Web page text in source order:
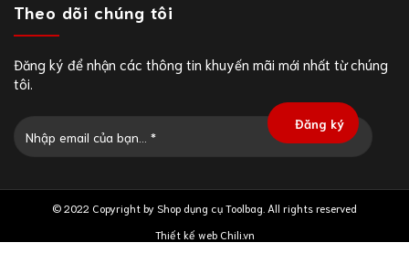
Theo dõi chúng tôi
Đăng ký để nhận các thông tin khuyến mãi mới nhất từ chúng
tôi.
© 2022 Copyright by Shop dụng cụ Toolbag. All rights reserved
Thiết kế web Chili.vn